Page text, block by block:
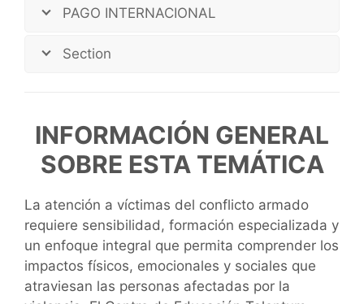
PAGO INTERNACIONAL
Section
INFORMACIÓN GENERAL
SOBRE ESTA TEMÁTICA
La atención a víctimas del conflicto armado
requiere sensibilidad, formación especializada y
un enfoque integral que permita comprender los
impactos físicos, emocionales y sociales que
atraviesan las personas afectadas por la